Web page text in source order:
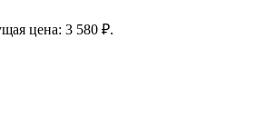
цена: 3 580 ₽.